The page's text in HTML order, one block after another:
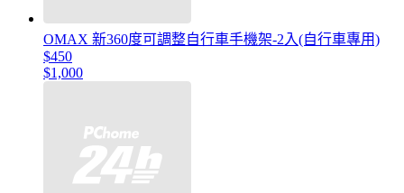
OMAX 新360度可調整自行車手機架-2入(自行車專用)
$450
$1,000